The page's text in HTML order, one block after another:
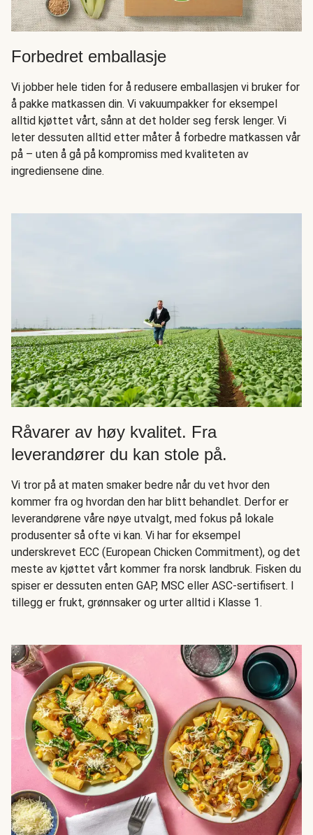
Forbedret emballasje
Vi jobber hele tiden for å redusere emballasjen vi bruker for
å pakke matkassen din. Vi vakuumpakker for eksempel
alltid kjøttet vårt, sånn at det holder seg fersk lenger. Vi
leter dessuten alltid etter måter å forbedre matkassen vår
på – uten å gå på kompromiss med kvaliteten av
ingrediensene dine.
Råvarer av høy kvalitet. Fra
leverandører du kan stole på.
Vi tror på at maten smaker bedre når du vet hvor den
kommer fra og hvordan den har blitt behandlet. Derfor er
leverandørene våre nøye utvalgt, med fokus på lokale
produsenter så ofte vi kan. Vi har for eksempel
underskrevet ECC (European Chicken Commitment), og det
meste av kjøttet vårt kommer fra norsk landbruk. Fisken du
spiser er dessuten enten GAP, MSC eller ASC-sertifisert. I
tillegg er frukt, grønnsaker og urter alltid i Klasse 1.